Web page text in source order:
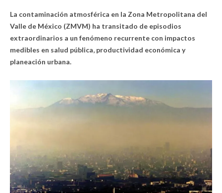
La contaminación atmosférica en la Zona Metropolitana del
Valle de México (ZMVM) ha transitado de episodios
extraordinarios a un fenómeno recurrente con impactos
medibles en salud pública, productividad económica y
planeación urbana.